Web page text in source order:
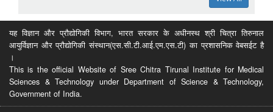
यह विज्ञान और प्रौद्योगिकी विभाग, भारत सरकार के अधीनस्थ श्री चित्रा तिरुनाल
आयुर्विज्ञान और प्रौद्योगिकी संस्थान(एस.सी.टी.आई.एम.एस.टी) का प्रशासनिक वेबसईट है
।
This is the official Website of Sree Chitra Tirunal Institute for Medical
Sciences & Technology under Department of Science & Technology,
Government of India.